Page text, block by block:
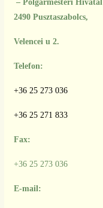
– Polgármesteri Hivatal
2490 Pusztaszabolcs,
Velencei u 2.
Telefon:
+36 25 273 036
+36 25 271 833
Fax:
+36 25 273 036
E-mail: